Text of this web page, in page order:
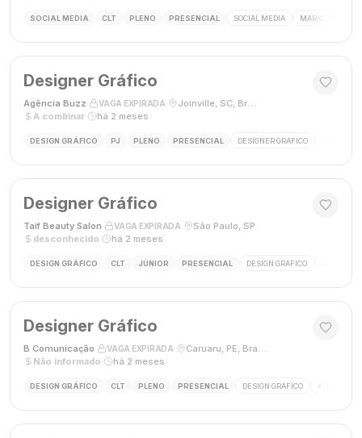
SOCIAL MEDIA CLT PLENO PRESENCIAL SOCIAL MEDIA MARKETING
Designer Gráfico
Agência Buzz VAGA EXPIRADA Joinville, SC, Brasil
A combinar
há 2 meses
DESIGN GRÁFICO PJ PLENO PRESENCIAL DESIGNER GRÁFICO
Designer Gráfico
Taif Beauty Salon VAGA EXPIRADA São Paulo, SP
desconhecido
há 2 meses
DESIGN GRÁFICO CLT JÚNIOR PRESENCIAL DESIGN GRÁFICO
Designer Gráfico
B Comunicação VAGA EXPIRADA Caruaru, PE, Brasil
Não informado
há 2 meses
DESIGN GRÁFICO CLT PLENO PRESENCIAL DESIGN GRÁFICO ADOBE